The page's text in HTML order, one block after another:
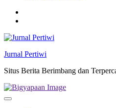
Jurnal Pertiwi
Situs Berita Berimbang dan